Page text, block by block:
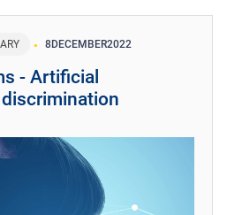
8DECEMBER2022
- Artificial